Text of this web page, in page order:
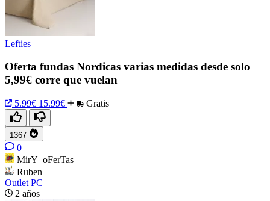
Lefties
Oferta fundas Nordicas varias medidas desde solo
5,99€ corre que vuelan
5.99€ 15.99€ Gratis
1367
0
MirY_oFerTas
Ruben
Outlet PC
2 años